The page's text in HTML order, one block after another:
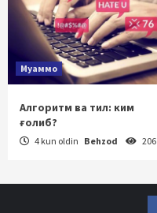
Муаммо
Алгоритм ва тил: ким
ғолиб?
4 kun oldin Behzod 206